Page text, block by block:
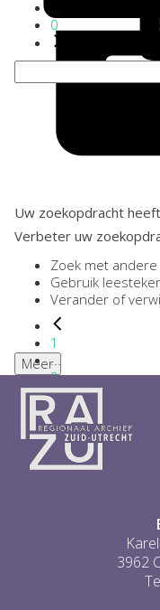
0
Uw zoekopdracht
Verbeter uw
Zoek met
Gebruik
Verander of
1
...
2
3
4
5
6
...
Meer
3962